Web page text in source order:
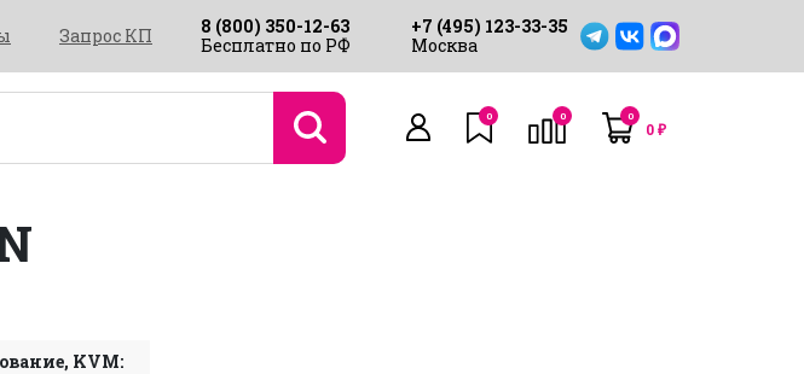
Запрос КП
8 (800) 350-12-63
Бесплатно по РФ
+7 (495) 123-33-35
Москва
0 0 0
0₽
KVM: